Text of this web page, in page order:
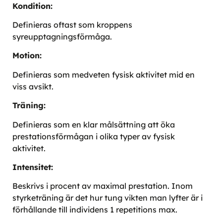
Kondition:
Definieras oftast som kroppens
syreupptagningsförmåga.
Motion:
Definieras som medveten fysisk aktivitet mid en
viss avsikt.
Träning:
Definieras som en klar målsättning att öka
prestationsförmågan i olika typer av fysisk
aktivitet.
Intensitet:
Beskrivs i procent av maximal prestation. Inom
styrketräning är det hur tung vikten man lyfter är i
förhållande till individens 1 repetitions max.